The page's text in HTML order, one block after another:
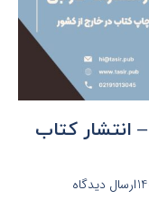
انتشار کتاب
ارسال دیدگاه